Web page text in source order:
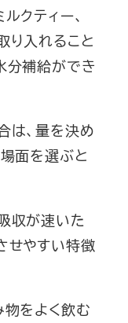
クティー、
り入れること
分補給ができ
は、量を決め
面を選ぶと
収が速いた
せやすい特徴
をよく飲む